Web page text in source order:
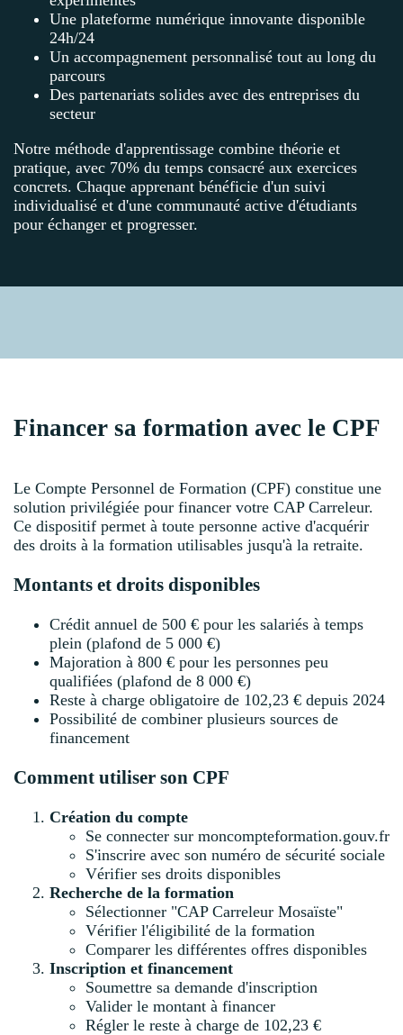
Une plateforme numérique innovante disponible
24h/24
Un accompagnement personnalisé tout au long du
parcours
Des partenariats solides avec des entreprises du
secteur
Notre méthode d'apprentissage combine théorie et
pratique, avec 70% du temps consacré aux exercices
concrets. Chaque apprenant bénéficie d'un suivi
individualisé et d'une communauté active d'étudiants
pour échanger et progresser.
Financer sa formation avec le CPF
Le Compte Personnel de Formation (CPF) constitue une
solution privilégiée pour financer votre CAP Carreleur.
Ce dispositif permet à toute personne active d'acquérir
des droits à la formation utilisables jusqu'à la retraite.
Montants et droits disponibles
Crédit annuel de 500 € pour les salariés à temps
plein (plafond de 5 000 €)
Majoration à 800 € pour les personnes peu
qualifiées (plafond de 8 000 €)
Reste à charge obligatoire de 102,23 € depuis 2024
Possibilité de combiner plusieurs sources de
financement
Comment utiliser son CPF
Création du compte
Se connecter sur moncompteformation.gouv.fr
S'inscrire avec son numéro de sécurité sociale
Vérifier ses droits disponibles
Recherche de la formation
Sélectionner "CAP Carreleur Mosaïste"
Vérifier l'éligibilité de la formation
Comparer les différentes offres disponibles
Inscription et financement
Soumettre sa demande d'inscription
Valider le montant à financer
Régler le reste à charge de 102,23 €